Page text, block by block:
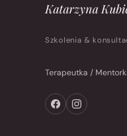
Katarzyna
Szkolenia &
Terapeutka /